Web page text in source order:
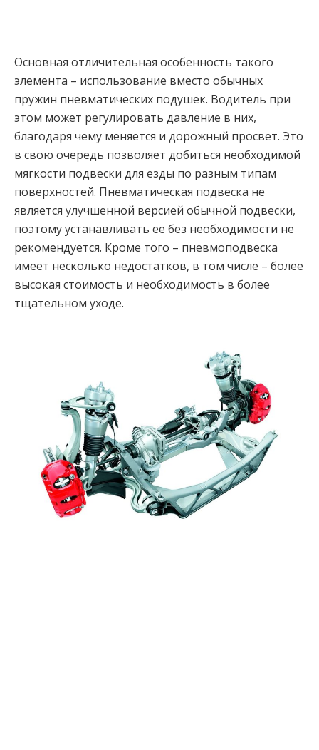
Основная отличительная особенность такого
элемента – использование вместо обычных
пружин пневматических подушек. Водитель при
этом может регулировать давление в них,
благодаря чему меняется и дорожный просвет. Это
в свою очередь позволяет добиться необходимой
мягкости подвески для езды по разным типам
поверхностей. Пневматическая подвеска не
является улучшенной версией обычной подвески,
поэтому устанавливать ее без необходимости не
рекомендуется. Кроме того – пневмоподвеска
имеет несколько недостатков, в том числе – более
высокая стоимость и необходимость в более
тщательном уходе.